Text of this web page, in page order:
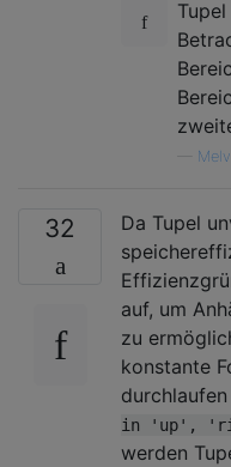
32
Da Tupel
auf, um
zu
konstante
in 'up',
werden